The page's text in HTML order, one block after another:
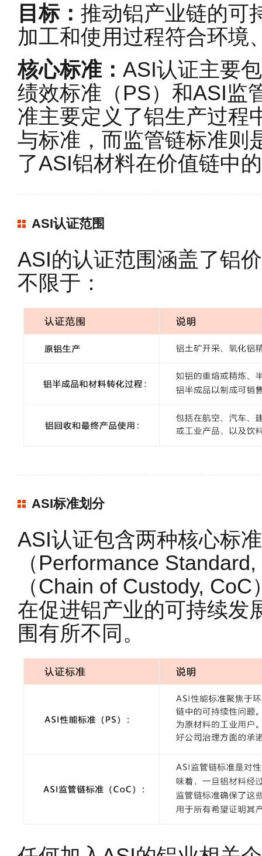
目标： 推动铝产业链的可
加工和使用过程符合环境
核心标准： ASI认证主要
绩效标准（PS）和ASI监
准主要定义了铝生产过程
与标准，而监管链标准则
了ASI铝材料在价值链中
ASI认证范围
ASI的认证范围涵盖了铝
不限于：
ASI标准划分
ASI认证包含两种核心标
（Performance
（Chain of Custody,
在促进铝产业的可持续发
围有所不同。